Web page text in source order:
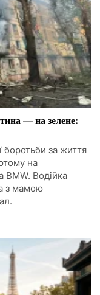
— на зелене:
боротьби за життя
на
BMW. Водійка
з мамою